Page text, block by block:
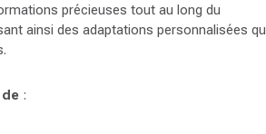
précieuses tout au long du
ainsi des adaptations personnalisées
: